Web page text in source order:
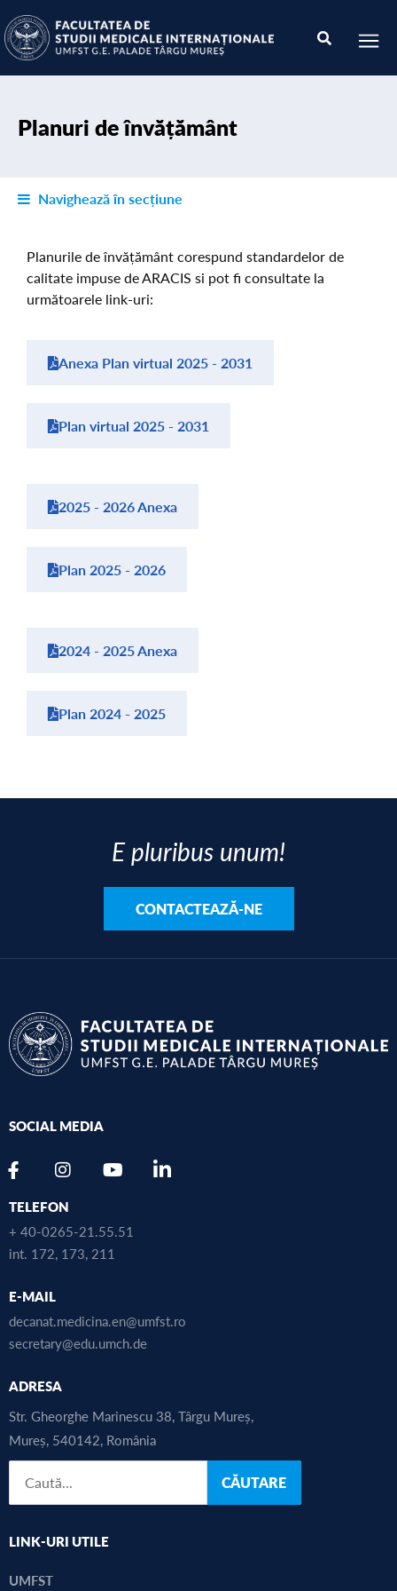
Planuri de învățământ
Navighează în secțiune
Planurile de învățământ corespund standardelor de
calitate impuse de ARACIS si pot fi consultate la
următoarele link-uri:
Anexa Plan virtual 2025 - 2031
Plan virtual 2025 - 2031
2025 - 2026 Anexa
Plan 2025 - 2026
2024 - 2025 Anexa
Plan 2024 - 2025
E pluribus unum!
CONTACTEAZĂ-NE
SOCIAL MEDIA
TELEFON
+ 40-0265-21.55.51
int. 172, 173, 211
E-MAIL
decanat.medicina.en@umfst.ro
secretary@edu.umch.de
ADRESA
Str. Gheorghe Marinescu 38, Târgu Mureș,
Mureș, 540142, România
CĂUTARE
LINK-URI UTILE
UMFST